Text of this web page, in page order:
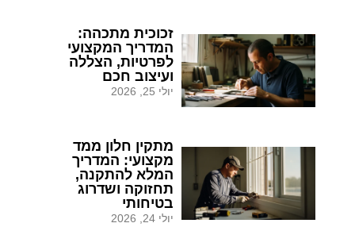
זכוכית מתכהה:
המדריך המקצועי
לפרטיות, הצללה
ועיצוב חכם
יולי 25, 2026
מתקין חלון ממד
מקצועי: המדריך
המלא להתקנה,
תחזוקה ושדרוג
בטיחותי
יולי 24, 2026